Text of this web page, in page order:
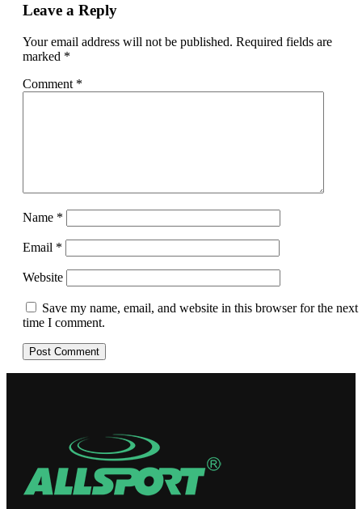
Leave a Reply
Your email address will not be published. Required fields are
marked *
Comment *
Name *
Email *
Website
Save my name, email, and website in this browser for the next
time I comment.